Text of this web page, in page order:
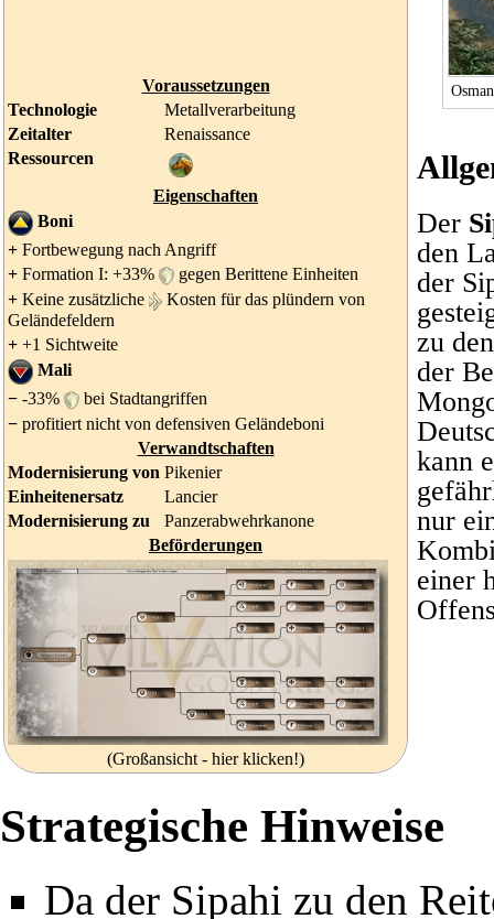
Voraussetzungen
Technologie
Metallverarbeitung
Zeitalter
Renaissance
Ressourcen
Eigenschaften
Boni
+ Fortbewegung nach Angriff
+ Formation I: +33% gegen Berittene Einheiten
+ Keine zusätzliche
Kosten für das plündern von
Geländefeldern
+ +1 Sichtweite
Mali
− -33%
bei Stadtangriffen
− profitiert nicht von defensiven Geländeboni
Verwandtschaften
Modernisierung von Pikenier
Einheitenersatz
Lancier
Modernisierung zu
Panzerabwehrkanone
Beförderungen
(Großansicht - hier klicken!)
Der
den
der
zu
der
kann
nur
einer
Strategische Hinweise
Da der Sipahi zu den